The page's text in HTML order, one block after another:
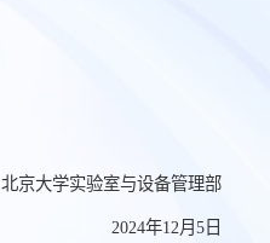
北京大学实验室与设备管理部
2024年12月5日